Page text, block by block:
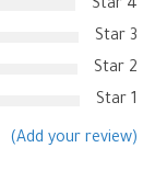
4 Star
3 Star
2 Star
1 Star
(Add your review)